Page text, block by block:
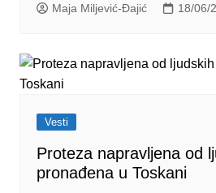
Maja Miljević-Đajić 18/06/
Vesti
Proteza napravljena od
pronađena u Toskani